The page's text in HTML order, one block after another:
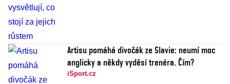
Artisu pomáhá divočák ze Slavie: neumí moc
anglicky a někdy vyděsí trenéra. Čím?
iSport.cz